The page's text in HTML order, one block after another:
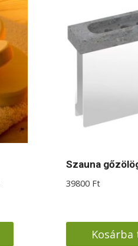
Szauna
39800 Ft
Kosárba